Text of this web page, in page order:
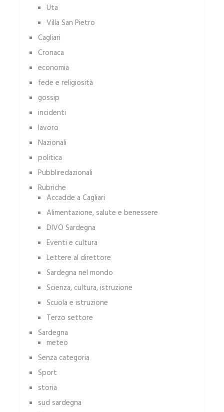
Uta
Villa San Pietro
Cagliari
Cronaca
economia
fede e religiosità
gossip
incidenti
lavoro
Nazionali
politica
Pubbliredazionali
Rubriche
Accadde a Cagliari
Alimentazione, salute e benessere
DIVO Sardegna
Eventi e cultura
Lettere al direttore
Sardegna nel mondo
Scienza, cultura, istruzione
Scuola e istruzione
Terzo settore
Sardegna
meteo
Senza categoria
Sport
storia
sud sardegna